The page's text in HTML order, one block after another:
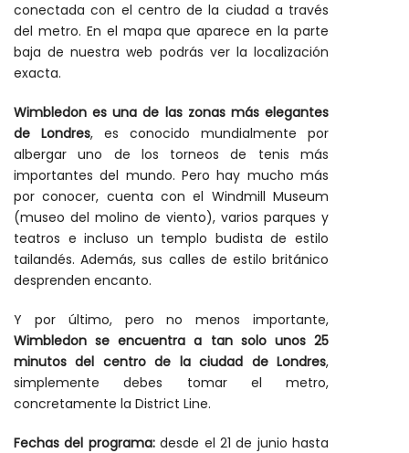
conectada con el centro de la ciudad a través
del metro. En el mapa que aparece en la parte
baja de nuestra web podrás ver la localización
exacta.
Wimbledon es una de las zonas más elegantes
de Londres, es conocido mundialmente por
albergar uno de los torneos de tenis más
importantes del mundo. Pero hay mucho más
por conocer, cuenta con el Windmill Museum
(museo del molino de viento), varios parques y
teatros e incluso un templo budista de estilo
tailandés. Además, sus calles de estilo británico
desprenden encanto.
Y por último, pero no menos importante,
Wimbledon se encuentra a tan solo unos 25
minutos del centro de la ciudad de Londres,
simplemente debes tomar el metro,
concretamente la District Line.
Fechas del programa:desde el 21 de junio hasta